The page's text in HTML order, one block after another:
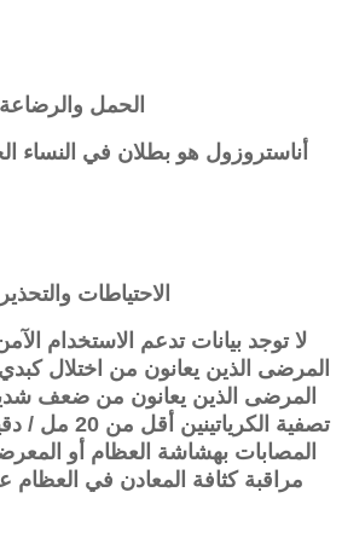
الحمل والرضاعة
أناستروزول هو بطلان في النساء
الاحتياطات
لا توجد بيانات تدعم الاستخدام
المرضى الذين يعانون من اختلال
المرضى الذين يعانون من ضعف
تصفية
المصابات بهشاشة العظام أو
مراقبة كثافة المعادن في